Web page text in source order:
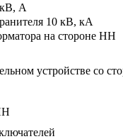
А
10 кВ, кА
на стороне НН
устройстве со